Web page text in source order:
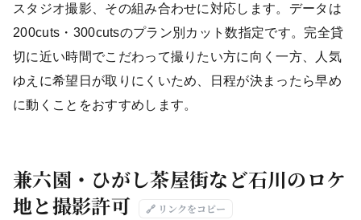
スタジオ撮影、その組み合わせに対応します。データは
200cuts・300cutsのプラン別カット数指定です。完全貸
切に近い時間でこだわって撮りたい方に向く一方、人気
ゆえに希望日が取りにくいため、日程が決まったら早め
に動くことをおすすめします。
兼六園・ひがし茶屋街など石川のロケ
地と撮影許可
🔗 リンクをコピー